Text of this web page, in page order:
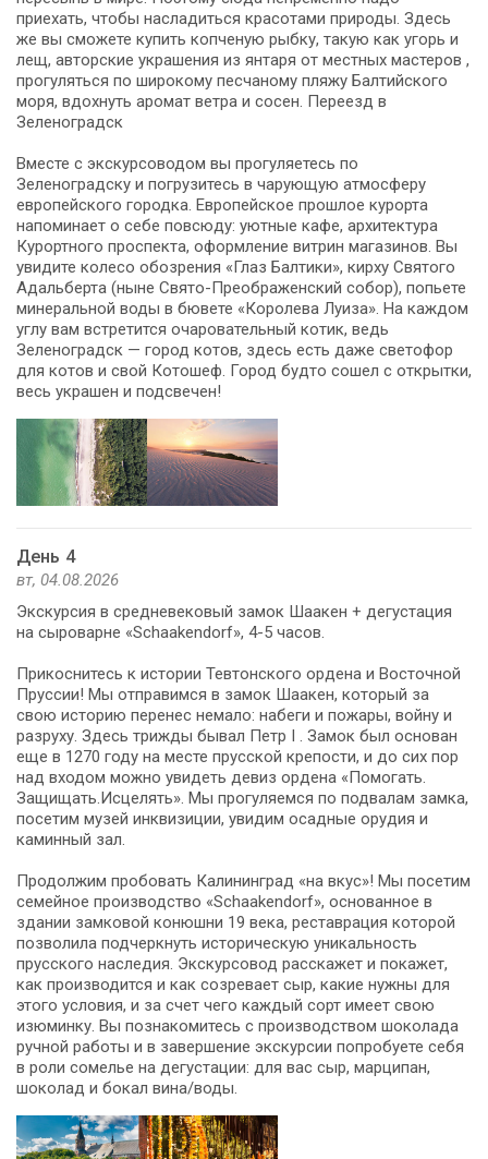
приехать, чтобы насладиться красотами природы. Здесь
же вы сможете купить копченую рыбку, такую как угорь и
лещ, авторские украшения из янтаря от местных мастеров ,
прогуляться по широкому песчаному пляжу Балтийского
моря, вдохнуть аромат ветра и сосен. Переезд в
Зеленоградск
Вместе с экскурсоводом вы прогуляетесь по
Зеленоградску и погрузитесь в чарующую атмосферу
европейского городка. Европейское прошлое курорта
напоминает о себе повсюду: уютные кафе, архитектура
Курортного проспекта, оформление витрин магазинов. Вы
увидите колесо обозрения «Глаз Балтики», кирху Святого
Адальберта (ныне Свято-Преображенский собор), попьете
минеральной воды в бювете «Королева Луиза». На каждом
углу вам встретится очаровательный котик, ведь
Зеленоградск — город котов, здесь есть даже светофор
для котов и свой Котошеф. Город будто сошел с открытки,
весь украшен и подсвечен!
День 4
вт, 04.08.2026
Экскурсия в средневековый замок Шаакен + дегустация
на сыроварне «Schaakendorf», 4-5 часов.
Прикоснитесь к истории Тевтонского ордена и Восточной
Пруссии! Мы отправимся в замок Шаакен, который за
свою историю перенес немало: набеги и пожары, войну и
разруху. Здесь трижды бывал Петр I . Замок был основан
еще в 1270 году на месте прусской крепости, и до сих пор
над входом можно увидеть девиз ордена «Помогать.
Защищать.Исцелять». Мы прогуляемся по подвалам замка,
посетим музей инквизиции, увидим осадные орудия и
каминный зал.
Продолжим пробовать Калининград «на вкус»! Мы посетим
семейное производство «Schaakendorf», основанное в
здании замковой конюшни 19 века, реставрация которой
позволила подчеркнуть историческую уникальность
прусского наследия. Экскурсовод расскажет и покажет,
как производится и как созревает сыр, какие нужны для
этого условия, и за счет чего каждый сорт имеет свою
изюминку. Вы познакомитесь с производством шоколада
ручной работы и в завершение экскурсии попробуете себя
в роли сомелье на дегустации: для вас сыр, марципан,
шоколад и бокал вина/воды.